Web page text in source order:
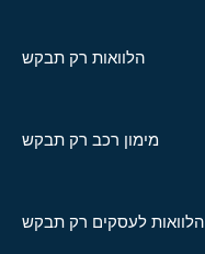
הלוואות רק תבקש
מימון רכב רק תבקש
הלוואות לעסקים רק תבקש